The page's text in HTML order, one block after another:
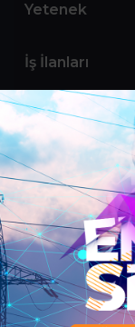
Yetenek
İş İlanları
Sertifika
Yetenek
İşveren